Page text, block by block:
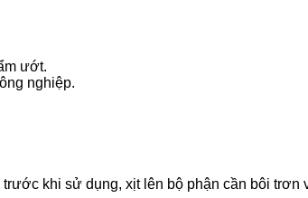
ướt.
nghiệp.
khi sử dụng, xịt lên bộ phận cần bôi